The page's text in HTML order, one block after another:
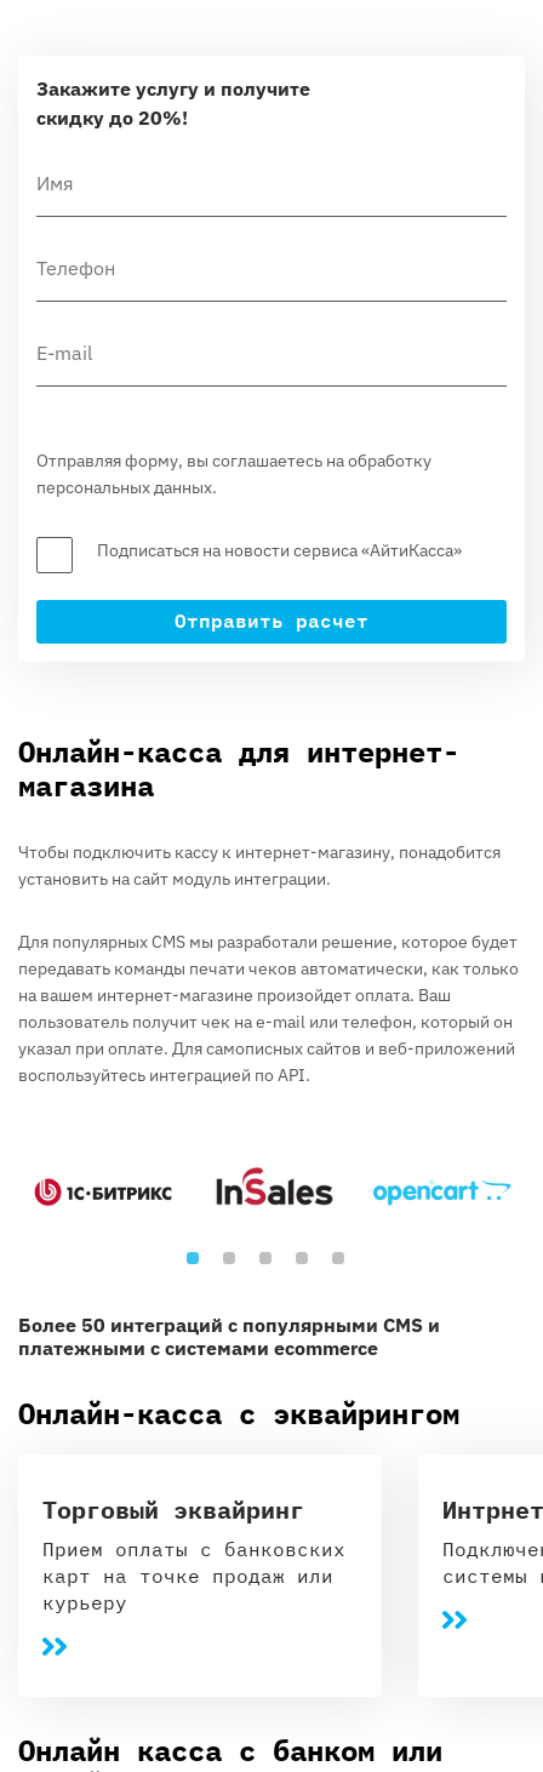
Закажите услугу и получите
скидку до 20%!
Отправляя форму, вы соглашаетесь на обработку
персональных данных.
Подписаться на новости сервиса «АйтиКасса»
Отправить расчет
Онлайн-касса для интернет-
магазина
Чтобы подключить кассу к интернет-магазину, понадобится
установить на сайт модуль интеграции.
Для популярных CMS мы разработали решение, которое будет
передавать команды печати чеков автоматически, как только
на вашем интернет-магазине произойдет оплата. Ваш
пользователь получит чек на e-mail или телефон, который он
указал при оплате. Для самописных сайтов и веб-приложений
воспользуйтесь интеграцией по API.
Более 50 интеграций с популярными CMS и
платежными с системами ecommerce
Онлайн-касса с эквайрингом
Торговый эквайринг
Прием оплаты с банковских
карт на точке продаж или
курьеру
системы
Онлайн касса с банком или